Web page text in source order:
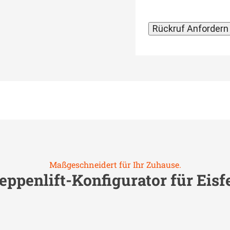
Maßgeschneidert für Ihr Zuhause.
Konfigurator für